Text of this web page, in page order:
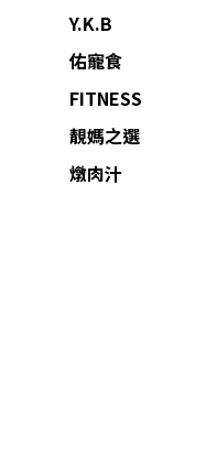
Y.K.B
佑寵食
FITNESS
靚媽之選
燉肉汁